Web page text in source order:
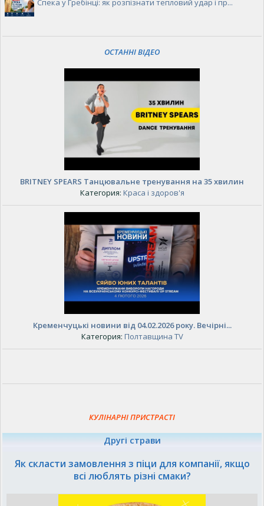
Спека у Гребінці: як розпізнати тепловий удар і пр...
ОСТАННІ ВІДЕО
BRITNEY SPEARS Танцювальне тренування на 35 хвилин
Категория: Краса і здоров'я
Кременчуцькі новини від 04.02.2026 року. Вечірні...
Категория: Полтавщина TV
КУЛІНАРНІ ПРИСТРАСТІ
Другі страви
Як скласти замовлення з піци для компанії, якщо
всі люблять різні смаки?